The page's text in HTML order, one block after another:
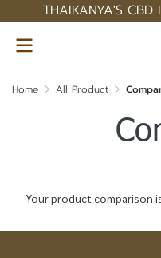
THAIKANYA'S CBD
Home All Product
Your product comparison